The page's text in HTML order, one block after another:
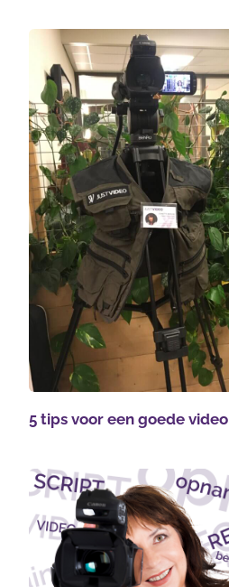
5 tips voor een goede video